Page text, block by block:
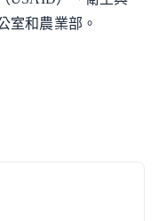
室和農業部。